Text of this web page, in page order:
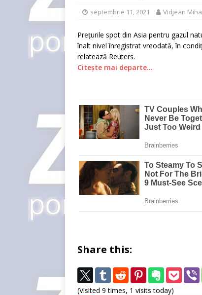
septembrie 11, 2021 Vidjean
Prețurile spot din Asia pentru gazul
înalt nivel înregistrat vreodată, în
relatează Reuters.
Citește mai departe…
Share this:
(Visited 9 times, 1 visits today)